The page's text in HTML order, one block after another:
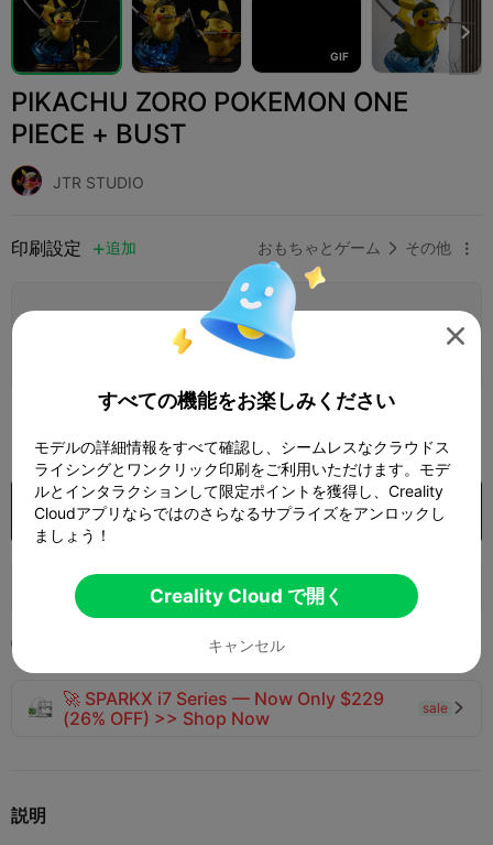
GIF

PIKACHU ZORO POKEMON ONE
PIECE + BUST
JTR STUDIO
印刷設定 追加 おもちゃとゲーム  その他 
印刷設定を追加
さらにポイントを獲得
1,199
購入
142 70  1 

🚀 SPARKX i7 Series — Now Only $229
(26% OFF) >> Shop Now
sale 
説明

すべての機能をお楽しみください
モデルの詳細情報をすべて確認し、シームレスなクラウドス
ライシングとワンクリック印刷をご利用いただけます。モデ
ルとインタラクションして限定ポイントを獲得し、Creality
Cloudアプリならではのさらなるサプライズをアンロックし
ましょう！
Creality Cloud で開く
キャンセル